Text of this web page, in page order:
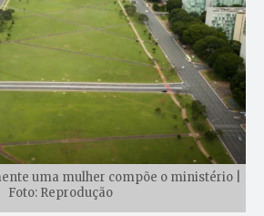
uma mulher compõe o ministério |
Foto: Reprodução